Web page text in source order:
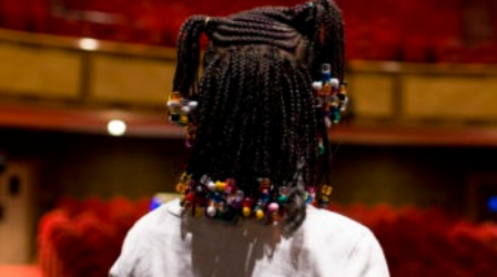
SCOLAIRES
PRATIQUE
RÉSERVATION
PROGRAMME